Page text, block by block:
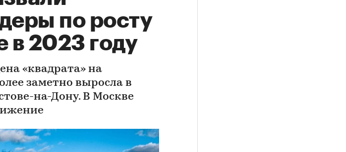
по росту
в 2023 году
«квадрата» на
заметно выросла в
на-Дону. В Москве